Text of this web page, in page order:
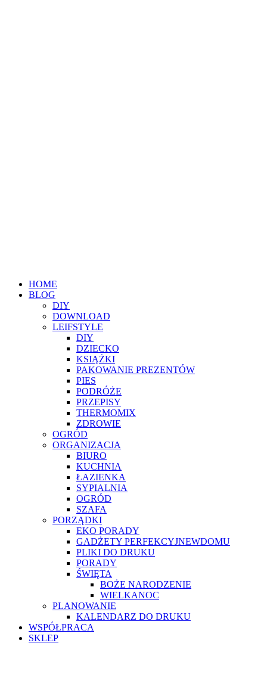
HOME
BLOG
DIY
DOWNLOAD
LEIFSTYLE
DIY
DZIECKO
KSIĄŻKI
PAKOWANIE PREZENTÓW
PIES
PODRÓŻE
PRZEPISY
THERMOMIX
ZDROWIE
OGRÓD
ORGANIZACJA
BIURO
KUCHNIA
ŁAZIENKA
SYPIALNIA
OGRÓD
SZAFA
PORZĄDKI
EKO PORADY
GADŻETY PERFEKCYJNEWDOMU
PLIKI DO DRUKU
PORADY
ŚWIĘTA
BOŻE NARODZENIE
WIELKANOC
PLANOWANIE
KALENDARZ DO DRUKU
WSPÓŁPRACA
SKLEP